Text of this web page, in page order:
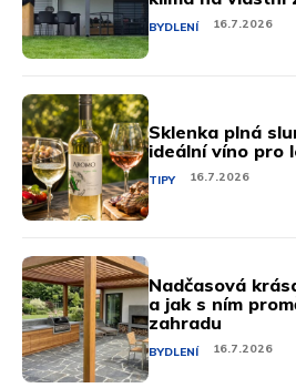
BYDLENÍ 16.7.2026
Sklenka plná
ideální víno pro
TIPY 16.7.2026
Nadčasová
a jak s ním
zahradu
BYDLENÍ 16.7.2026